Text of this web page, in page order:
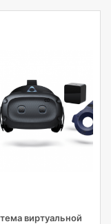
виртуальной